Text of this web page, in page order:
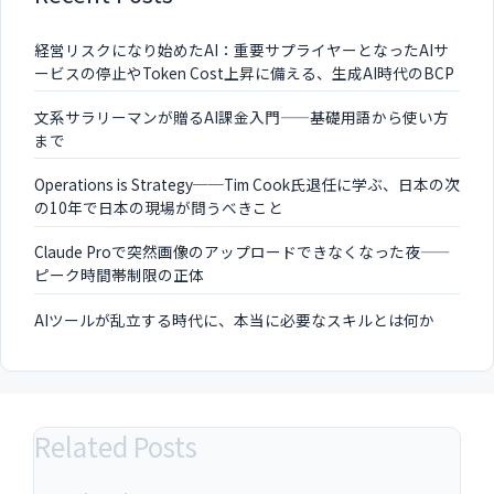
経営リスクになり始めたAI：重要サプライヤーとなったAIサ
ービスの停止やToken Cost上昇に備える、生成AI時代のBCP
文系サラリーマンが贈るAI課金入門——基礎用語から使い方
まで
Operations is Strategy──Tim Cook氏退任に学ぶ、日本の次
の10年で日本の現場が問うべきこと
Claude Proで突然画像のアップロードできなくなった夜——
ピーク時間帯制限の正体
AIツールが乱立する時代に、本当に必要なスキルとは何か
Related Posts